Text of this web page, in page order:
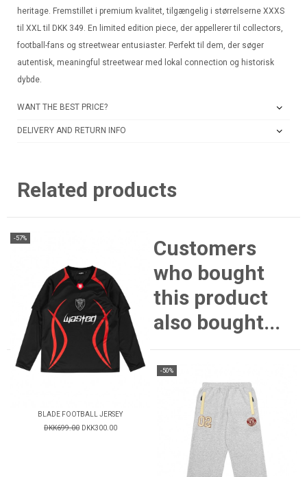
heritage. Fremstillet i premium kvalitet, tilgængelig i størrelserne XXXS
til XXL til DKK 349. En limited edition piece, der appellerer til collectors,
football-fans og streetwear entusiaster. Perfekt til dem, der søger
autentisk, meaningful streetwear med lokal connection og historisk
dybde.
WANT THE BEST PRICE?
DELIVERY AND RETURN INFO
Related products
-57%
BLADE FOOTBALL JERSEY
DKK699.00 DKK300.00
Customers
who bought
this product
also bought...
-50%